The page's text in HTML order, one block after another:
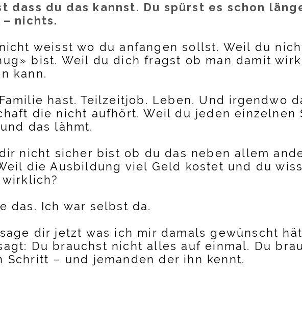
dass du das kannst. Du spürst es schon
nichts.
weisst wo du anfangen sollst. Weil du
bist. Weil du dich fragst ob man damit
kann.
hast. Teilzeitjob. Leben. Und irgendwo
die nicht aufhört. Weil du jeden einzelnen
das lähmt.
nicht sicher bist ob du das neben allem
die Ausbildung viel Geld kostet und du
das. Ich war selbst da.
dir jetzt was ich mir damals gewünscht
Du brauchst nicht alles auf einmal. Du
Schritt – und jemanden der ihn kennt.